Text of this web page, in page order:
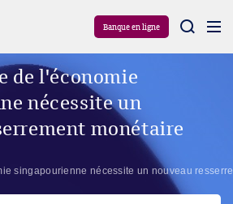
Banque en ligne
de l'économie
nécessite un
monétaire
singapourienne nécessite un nouveau